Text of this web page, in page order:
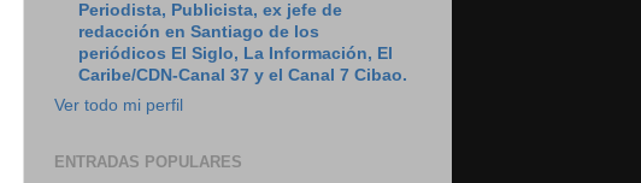
Periodista, Publicista, ex jefe de
redacción en Santiago de los
periódicos El Siglo, La Información, El
Caribe/CDN-Canal 37 y el Canal 7 Cibao.
Ver todo mi perfil
ENTRADAS POPULARES